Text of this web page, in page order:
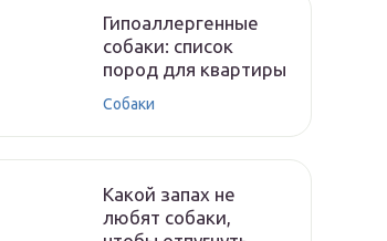
Гипоаллергенные
собаки: список
пород для квартиры
Собаки
Какой запах не
любят собаки,